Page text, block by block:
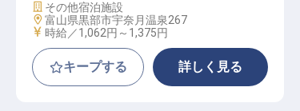
施設業態
その他宿泊施設
勤務地
富山県黒部市宇奈月温泉267
給与
時給／1,062円～ 1,375円
キープする 詳しく見る